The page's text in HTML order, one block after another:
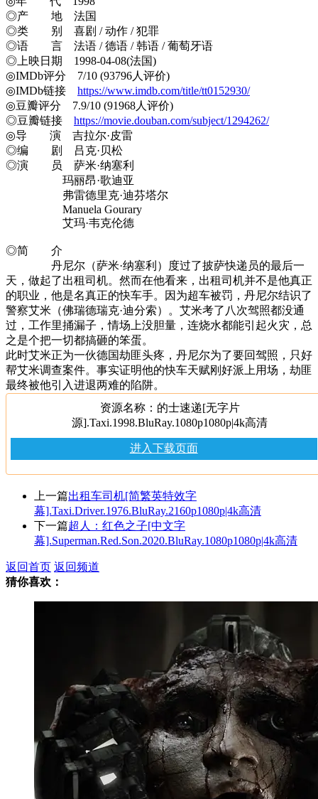
◎产 地 法国
◎类 别 喜剧 / 动作 / 犯罪
◎语 言 法语 / 德语 / 韩语 / 葡萄牙语
◎上映日期 1998-04-08(法国)
◎IMDb评分 7/10 (93796人评价)
◎IMDb链接 https://www.imdb.com/title/tt0152930/
◎豆瓣评分 7.9/10 (91968人评价)
◎豆瓣链接 https://movie.douban.com/subject/1294262/
◎导 演 吉拉尔·皮雷
◎编 剧 吕克·贝松
◎演 员 萨米·纳塞利
玛丽昂·歌迪亚
弗雷德里克·迪芬塔尔
Manuela Gourary
艾玛·韦克伦德
◎简 介
丹尼尔（萨米·纳塞利）度过了披萨快递员的最后一
天，做起了出租司机。然而在他看来，出租司机并不是他真正
的职业，他是名真正的快车手。因为超车被罚，丹尼尔结识了
警察艾米（佛瑞德瑞克·迪分索）。艾米考了八次驾照都没通
过，工作里捅漏子，情场上没胆量，连烧水都能引起火灾，总
之是个把一切都搞砸的笨蛋。
此时艾米正为一伙德国劫匪头疼，丹尼尔为了要回驾照，只好
帮艾米调查案件。事实证明他的快车天赋刚好派上用场，劫匪
最终被他引入进退两难的陷阱。
资源名称：的士速递[无字片
源].Taxi.1998.BluRay.1080p1080p|4k高清
进入下载页面
上一篇出租车司机[简繁英特效字
幕].Taxi.Driver.1976.BluRay.2160p1080p|4k高清
下一篇超人：红色之子[中文字
幕].Superman.Red.Son.2020.BluRay.1080p1080p|4k高清
返回首页 返回频道
猜你喜欢：